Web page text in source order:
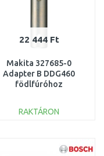
22 444 Ft
Makita 327685-0
Adapter B DDG460
födlfúróhoz
RAKTÁRON
Összehasonlítás